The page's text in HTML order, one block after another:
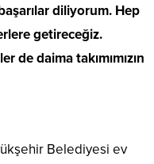
diliyorum. Hep
getireceğiz.
de daima takımımızın
Belediyesi ev